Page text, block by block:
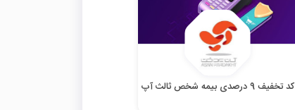
کد تخفیف 9 درصدی بیمه شخص ثالث آپ